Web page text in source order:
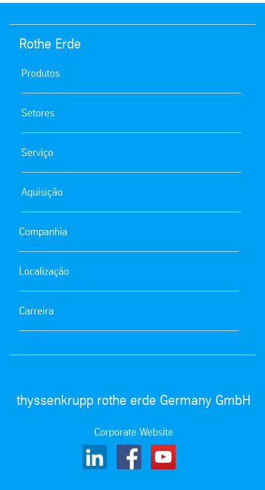
Rothe Erde
Produtos
Setores
Serviço
Aquisição
Companhia
Localização
Carreira
thyssenkrupp rothe erde Germany GmbH
Corporate Website